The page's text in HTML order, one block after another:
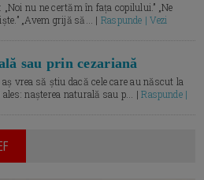
nu ne certăm în fața copilului.” „Ne
„Avem grijă să... | Raspunde | Vezi
sau prin cezariană
vrea să știu dacă cele care au născut la
ales: nașterea naturală sau p... |Raspunde |